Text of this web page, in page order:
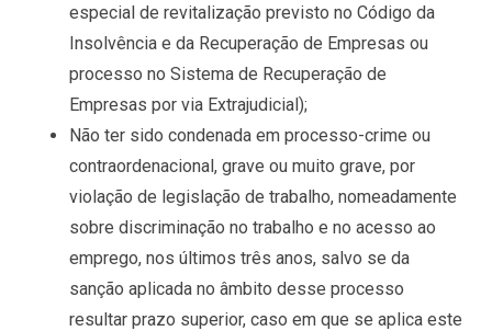
especial de revitalização previsto no Código da
Insolvência e da Recuperação de Empresas ou
processo no Sistema de Recuperação de
Empresas por via Extrajudicial);
Não ter sido condenada em processo-crime ou
contraordenacional, grave ou muito grave, por
violação de legislação de trabalho, nomeadamente
sobre discriminação no trabalho e no acesso ao
emprego, nos últimos três anos, salvo se da
sanção aplicada no âmbito desse processo
resultar prazo superior, caso em que se aplica este